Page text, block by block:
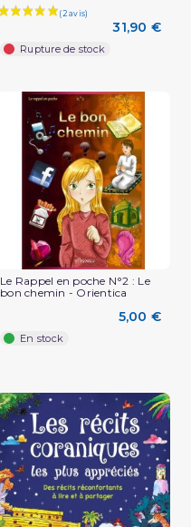
31,90 €
Rupture de stock
Le Rappel en poche N°2 : Le
bon chemin - Orientica
5,00 €
En stock